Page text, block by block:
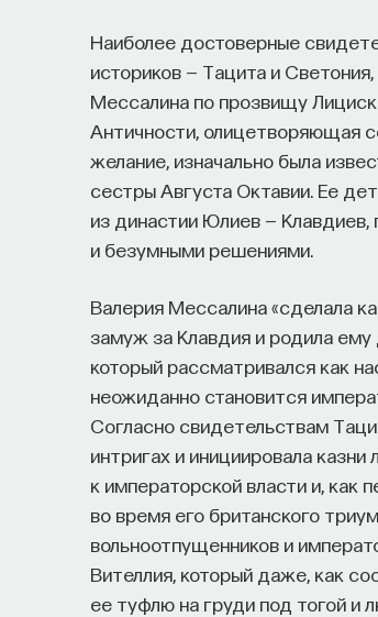
Наиболее достоверные
историков — Тацита и
Мессалина по прозвищу
Античности, олицетворяющая
желание, изначально была
сестры Августа Октавии. Ее
из династии Юлиев —
и безумными решениями.
Валерия Мессалина «сделала
замуж за Клавдия и родила
который рассматривался как
неожиданно становится
Согласно свидетельствам
интригах и инициировала
к императорской власти и, как
во время его британского
вольноотпущенников и
Вителлия, который даже, как
ее туфлю на груди под тогой и